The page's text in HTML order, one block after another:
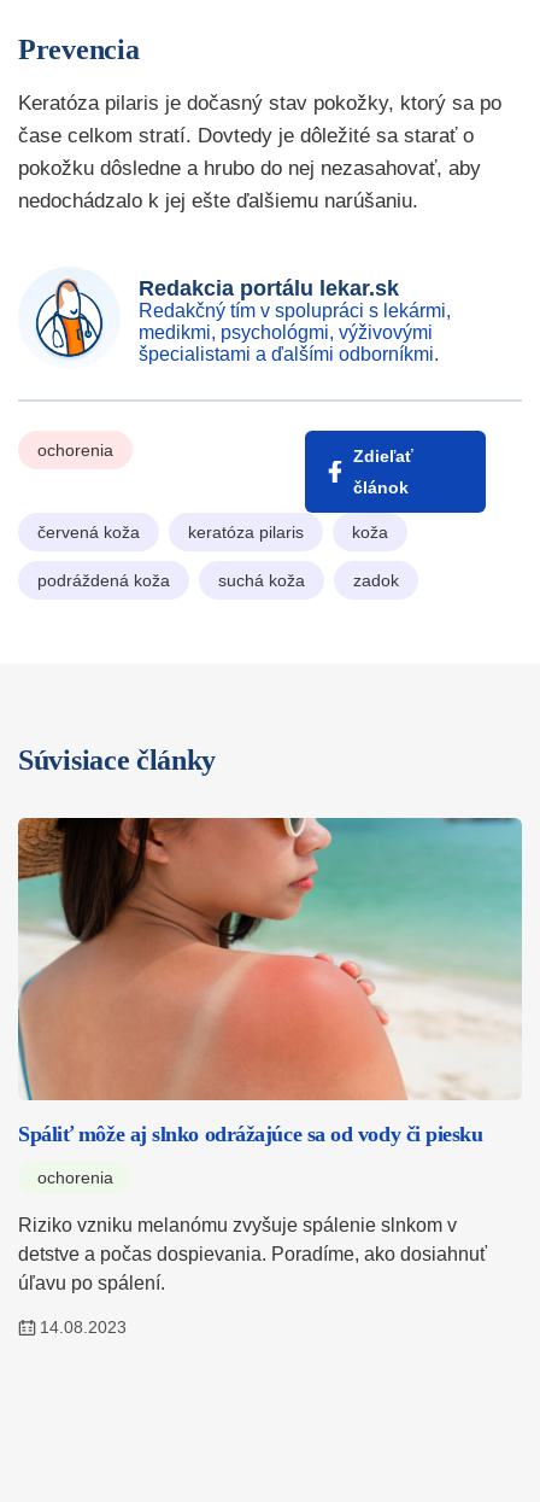
Prevencia
Keratóza pilaris je dočasný stav pokožky, ktorý sa po
čase celkom stratí. Dovtedy je dôležité sa starať o
pokožku dôsledne a hrubo do nej nezasahovať, aby
nedochádzalo k jej ešte ďalšiemu narúšaniu.
Redakcia portálu lekar.sk
Redakčný tím v spolupráci s lekármi,
medikmi, psychológmi, výživovými
špecialistami a ďalšími odborníkmi.
ochorenia
Zdieľať
článok
červená koža keratóza pilaris koža
podráždená koža suchá koža zadok
Súvisiace články
Spáliť môže aj slnko odrážajúce sa od vody či piesku
ochorenia
Riziko vzniku melanómu zvyšuje spálenie slnkom v
detstve a počas dospievania. Poradíme, ako dosiahnuť
úľavu po spálení.
14.08.2023